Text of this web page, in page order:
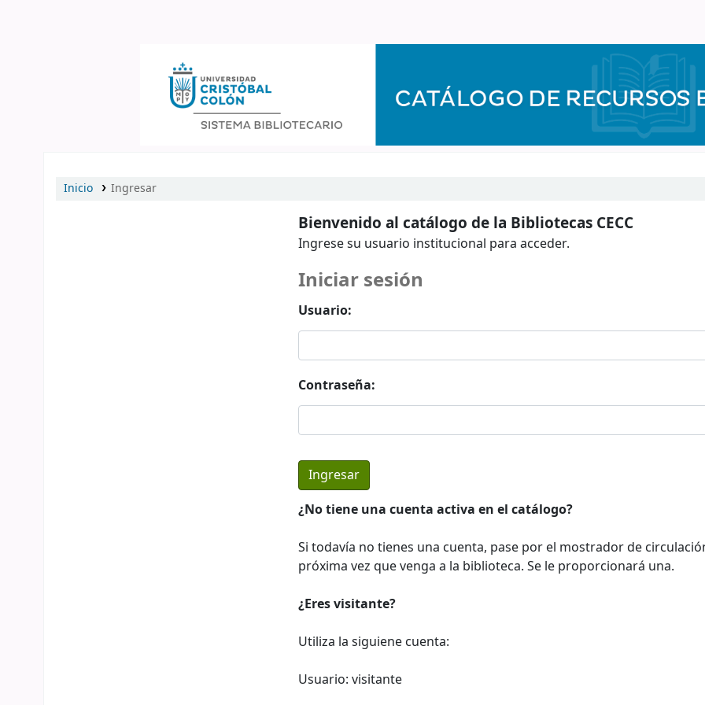
Inicio Ingresar
Bienvenido al catálogo de la Bibliotecas CECC
Ingrese su usuario institucional para acceder.
Iniciar sesión
Usuario:
Contraseña:
¿No tiene una cuenta activa en el catálogo?
Si todavía no tienes una cuenta, pase por el mostrador de
próxima vez que venga a la biblioteca. Se le proporcionará una.
¿Eres visitante?
Utiliza la siguiene cuenta:
Usuario: visitante